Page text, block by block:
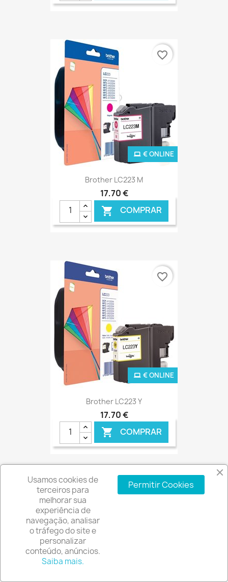
Brother LC223 M
17,70 €
 COMPRAR
€ ONLINE
favorite_border
Brother LC223 Y
17,70 €
 COMPRAR
€ ONLINE
favorite_border
129,40 €
favorite_border
Usamos cookies de
terceiros para
melhorar sua
experiência de
navegação, analisar
o tráfego do site e
personalizar
conteúdo, anúncios.
Saiba mais.
Permitir Cookies